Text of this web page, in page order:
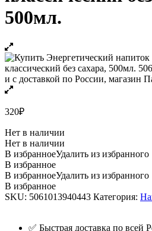
500мл.
320₽
Нет в наличии
Нет в наличии
В избранноеУдалить из избранного
В избранное
В избранноеУдалить из избранного
В избранное
SKU: 5061013940443 Категория:
✅ Быстрая доставка по